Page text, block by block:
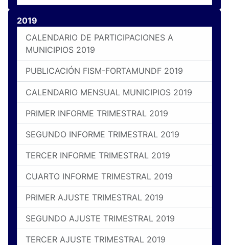
2019
CALENDARIO DE PARTICIPACIONES A
MUNICIPIOS 2019
PUBLICACIÓN FISM-FORTAMUNDF 2019
CALENDARIO MENSUAL MUNICIPIOS 2019
PRIMER INFORME TRIMESTRAL 2019
SEGUNDO INFORME TRIMESTRAL 2019
TERCER INFORME TRIMESTRAL 2019
CUARTO INFORME TRIMESTRAL 2019
PRIMER AJUSTE TRIMESTRAL 2019
SEGUNDO AJUSTE TRIMESTRAL 2019
TERCER AJUSTE TRIMESTRAL 2019